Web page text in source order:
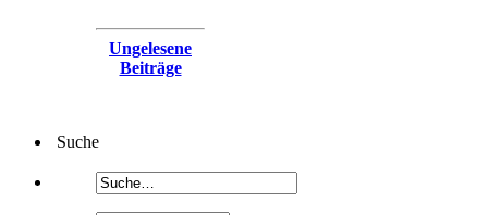
Ungelesene
Beiträge
Suche